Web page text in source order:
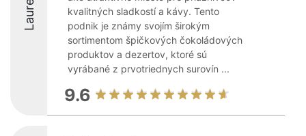
kvalitných sladkostí a kávy. Tento
podnik je známy svojím širokým
sortimentom špičkových čokoládových
produktov a dezertov, ktoré sú
vyrábané z prvotriednych surovín ...
9.6